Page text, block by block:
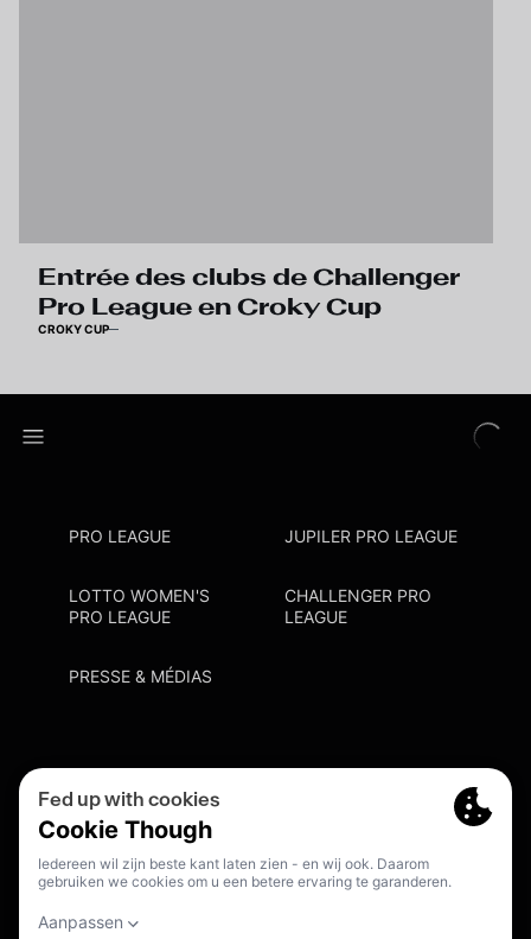
Entrée des clubs de Challenger
Pro League en Croky Cup
CROKY CUP
PRO LEAGUE JUPILER PRO LEAGUE
LOTTO WOMEN'S
PRO LEAGUE
CHALLENGER PRO
LEAGUE
PRESSE & MÉDIAS
Cookie Policy
Point De Contact Discrimination